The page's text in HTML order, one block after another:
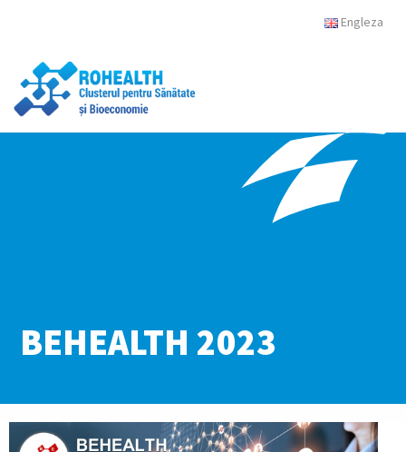
Engleza
BEHEALTH 2023